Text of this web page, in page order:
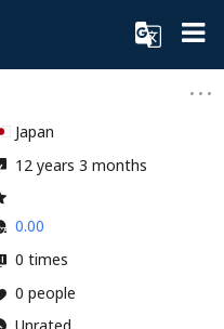
Japan
12 years 3 months
0.00
0 times
0 people